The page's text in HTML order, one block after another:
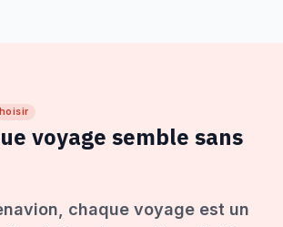
voyage semble sans
chaque voyage est un